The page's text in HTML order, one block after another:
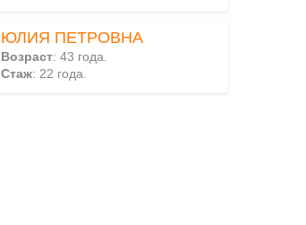
ЮЛИЯ ПЕТРОВНА
Возраст: 43 года.
Стаж: 22 года.